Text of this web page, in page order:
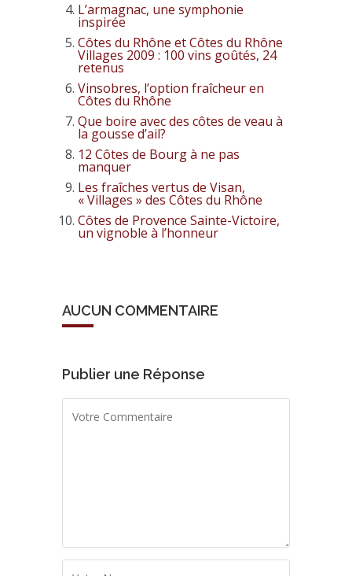
L’armagnac, une symphonie
inspirée
Côtes du Rhône et Côtes du Rhône
Villages 2009 : 100 vins goûtés, 24
retenus
Vinsobres, l’option fraîcheur en
Côtes du Rhône
Que boire avec des côtes de veau à
la gousse d’ail?
12 Côtes de Bourg à ne pas
manquer
Les fraîches vertus de Visan,
« Villages » des Côtes du Rhône
Côtes de Provence Sainte-Victoire,
un vignoble à l’honneur
AUCUN COMMENTAIRE
Publier une Réponse